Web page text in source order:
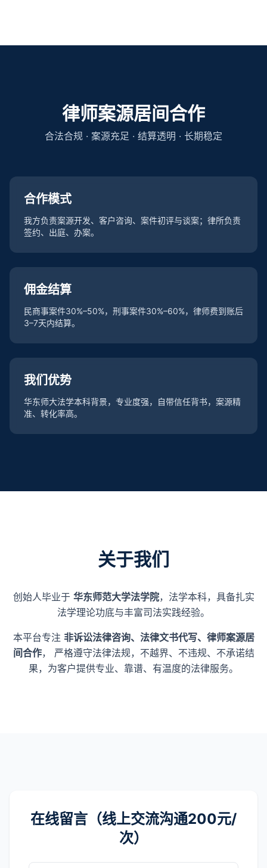
律师案源居间合作
合法合规 · 案源充足 · 结算透明 · 长期稳定
合作模式
我方负责案源开发、客户咨询、案件初评与谈案；律所负责
签约、出庭、办案。
佣金结算
民商事案件30%–50%，刑事案件30%–60%，律师费到账后
3–7天内结算。
我们优势
华东师大法学本科背景，专业度强，自带信任背书，案源精
准、转化率高。
关于我们
创始人毕业于 华东师范大学法学院，法学本科，具备扎实
法学理论功底与丰富司法实践经验。
本平台专注 非诉讼法律咨询、法律文书代写、律师案源居
间合作， 严格遵守法律法规，不越界、不违规、不承诺结
果，为客户提供专业、靠谱、有温度的法律服务。
在线留言（线上交流沟通200元/
次）